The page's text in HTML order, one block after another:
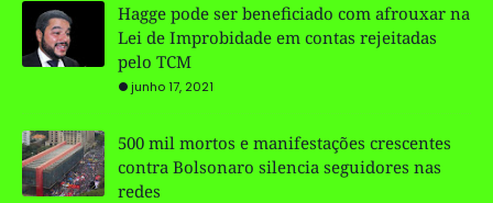
Hagge pode ser beneficiado com afrouxar na
Lei de Improbidade em contas rejeitadas
pelo TCM
junho 17, 2021
500 mil mortos e manifestações crescentes
contra Bolsonaro silencia seguidores nas
redes